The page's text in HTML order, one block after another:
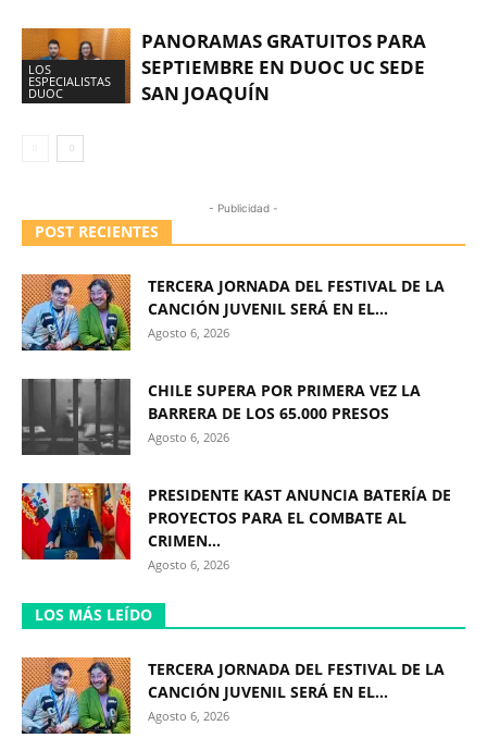
LOS
ESPECIALISTAS
DUOC
PANORAMAS GRATUITOS PARA
SEPTIEMBRE EN DUOC UC SEDE
SAN JOAQUÍN
- Publicidad -
POST RECIENTES
TERCERA JORNADA DEL FESTIVAL DE LA
CANCIÓN JUVENIL SERÁ EN EL...
Agosto 6, 2026
CHILE SUPERA POR PRIMERA VEZ LA
BARRERA DE LOS 65.000 PRESOS
Agosto 6, 2026
PRESIDENTE KAST ANUNCIA BATERÍA DE
PROYECTOS PARA EL COMBATE AL
CRIMEN...
Agosto 6, 2026
LOS MÁS LEÍDO
TERCERA JORNADA DEL FESTIVAL DE LA
CANCIÓN JUVENIL SERÁ EN EL...
Agosto 6, 2026